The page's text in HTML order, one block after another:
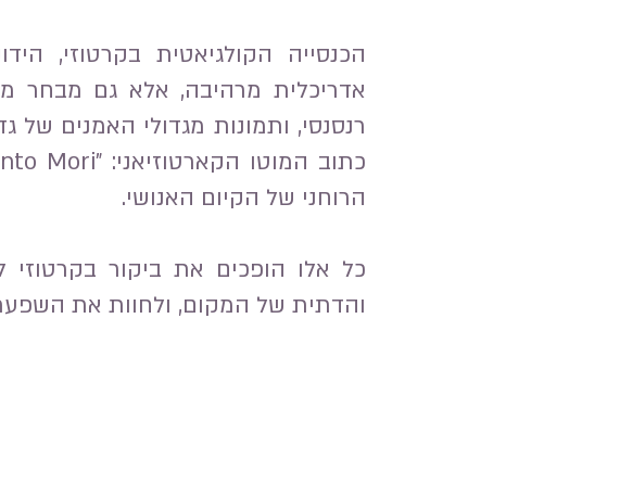
הכנסייה הקולגיאטית בקרטוזי,
אדריכלית מרהיבה, אלא גם מבחר
רנסנסי, ותמונות מגדולי האמנים
הרוחני של הקיום האנושי.
כל אלו הופכים את ביקור בקרטוזי
והדתית של המקום, ולחוות את